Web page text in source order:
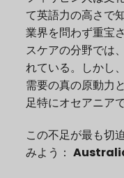
て英語力の高さで
業界を問わず重宝
スケアの分野では
れている。しかし
需要の真の原動力
足特にオセアニアで
この不足が最も切
みよう：